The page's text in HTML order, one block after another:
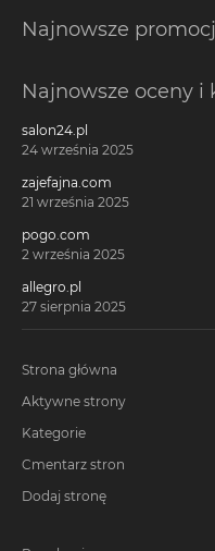
Najnowsze
Najnowsze oceny i
salon24.pl
24 września 2025
zajefajna.com
21 września 2025
pogo.com
2 września 2025
allegro.pl
27 sierpnia 2025
Strona główna
Aktywne strony
Kategorie
Cmentarz stron
Dodaj stronę